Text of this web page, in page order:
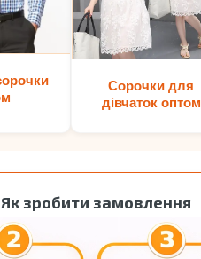
Сорочки для
дівчаток оптом
Як зробити замовлення